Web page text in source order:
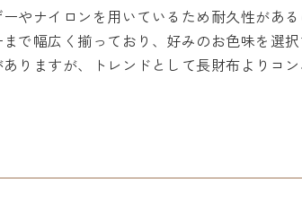
やナイロンを用いているため耐久性があ
で幅広く揃っており、好みのお色味を選
りますが、トレンドとして長財布よりコ